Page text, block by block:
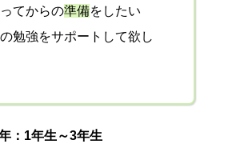
てからの準備をしたい
の勉強をサポートして欲し
：1年生～3年生